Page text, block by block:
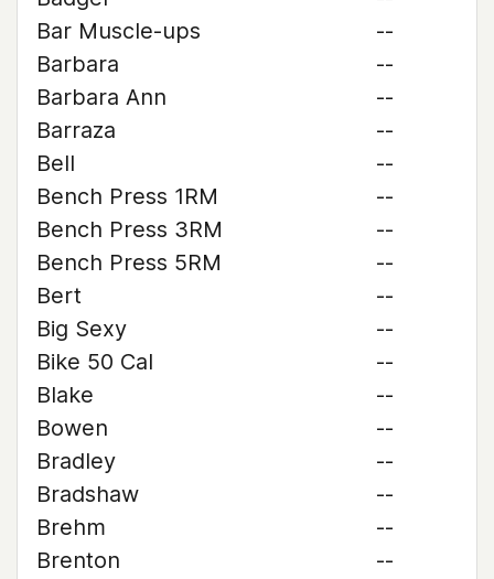
Bar Muscle-ups
--
Barbara
--
Barbara Ann
--
Barraza
--
Bell
--
Bench Press 1RM
--
Bench Press 3RM
--
Bench Press 5RM
--
Bert
--
Big Sexy
--
Bike 50 Cal
--
Blake
--
Bowen
--
Bradley
--
Bradshaw
--
Brehm
--
Brenton
--